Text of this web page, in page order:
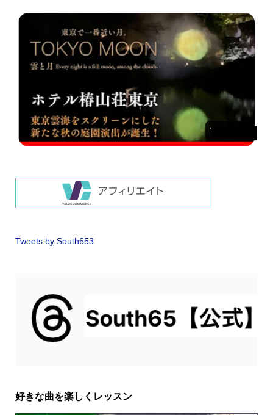
Tweets by South653
好きな曲を楽しくレッスン